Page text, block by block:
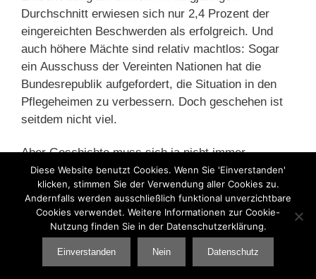
Durchschnitt erwiesen sich nur 2,4 Prozent der
eingereichten Beschwerden als erfolgreich. Und
auch höhere Mächte sind relativ machtlos: Sogar
ein Ausschuss der Vereinten Nationen hat die
Bundesrepublik aufgefordert, die Situation in den
Pflegeheimen zu verbessern. Doch geschehen ist
seitdem nicht viel.
Aber Geschichte muss sich ja nicht immer
wiederholen.
Kategorien
Altenpflege,Bundesverfassungsgericht ,
Sozialpolitik
Diese Website benutzt Cookies. Wenn Sie 'Einverstanden'
klicken, stimmen Sie der Verwendung aller Cookies zu.
Andernfalls werden ausschließlich funktional unverzichtbare
Cookies verwendet. Weitere Informationen zur Cookie-
Nutzung finden Sie in der Datenschutzerklärung.
Einverstanden Nein Datenschutz